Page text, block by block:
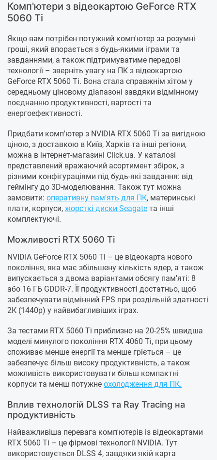
Комп'ютери з відеокартою GeForce RTX
5060 Ti
Якщо вам потрібен потужний комп'ютер за розумні
гроші, який впорається з будь-якими іграми та
завданнями, а також підтримуватиме передові
технології – зверніть увагу на ПК з відеокартою
GeForce RTX 5060 Ti. Вона стала справжнім хітом у
середньому ціновому діапазоні завдяки відмінному
поєднанню продуктивності, вартості та
енергоефективності.
Придбати комп'ютер з NVIDIA RTX 5060 Ti за вигідною
ціною, з доставкою в Київ, Харків та інші регіони,
можна в інтернет-магазині Click.ua. У каталозі
представлений вражаючий асортимент збірок, з
різними конфігураціями під будь-які завдання: від
геймінгу до 3D-моделювання. Також тут можна
замовити: оперативну пам'ять для ПК, материнські
плати, корпуси, жорсткі диски Seagate та інші
комплектуючі.
Можливості RTX 5060 Ti
NVIDIA GeForce RTX 5060 Ti – це відеокарта нового
покоління, яка має збільшену кількість ядер, а також
випускається з двома варіантами обсягу пам'яті: 8
або 16 ГБ GDDR-7. Її продуктивності достатньо, щоб
забезпечувати відмінний FPS при роздільній здатності
2К (1440р) у найвибагливіших іграх.
За тестами RTX 5060 Ti приблизно на 20-25% швидша
моделі минулого покоління RTX 4060 Ti, при цьому
споживає менше енергії та менше гріється – це
забезпечує більш високу продуктивність, а також
можливість використовувати більш компактні
корпуси та менш потужне охолодження для ПК.
Вплив технологій DLSS та Ray Tracing на
продуктивність
Найважливіша перевага комп'ютерів із відеокартами
RTX 5060 Ti – це фірмові технології NVIDIA. Тут
використовується DLSS 4, завдяки якій карта